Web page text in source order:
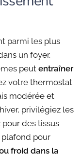
parmi les plus
un foyer.
peut entraîner
votre thermostat
modérée et
privilégiez les
des tissus
pour
froid dans la